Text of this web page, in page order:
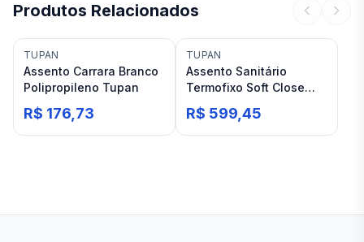
Produtos Relacionados
TUPAN
Assento Carrara Branco
Polipropileno Tupan
R$ 176,73
TUPAN
Assento Sanitário
Termofixo Soft Close
Branco Tupan Monte
Carlo
R$ 599,45